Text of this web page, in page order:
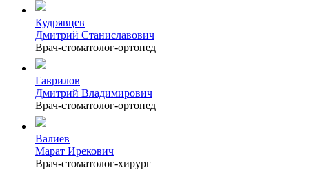
Кудрявцев
Дмитрий Станиславович
Врач-стоматолог-ортопед
Гаврилов
Дмитрий Владимирович
Врач-стоматолог-ортопед
Валиев
Марат Ирекович
Врач-стоматолог-хирург